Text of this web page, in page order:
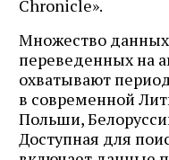
Chronicle».
Множество
переведенных на
охватывают
в современной
Польши,
Доступная для